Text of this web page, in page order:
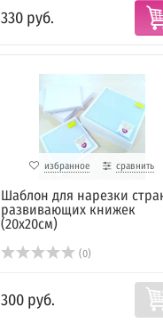
330 руб.
избранное сравнить
Шаблон для нарезки
развивающих книжек
(20х20см)
(0)
300 руб.